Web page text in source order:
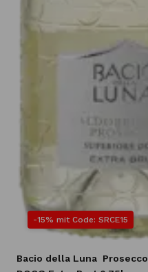
-15% mit Code: SRCE15
Bacio della Luna